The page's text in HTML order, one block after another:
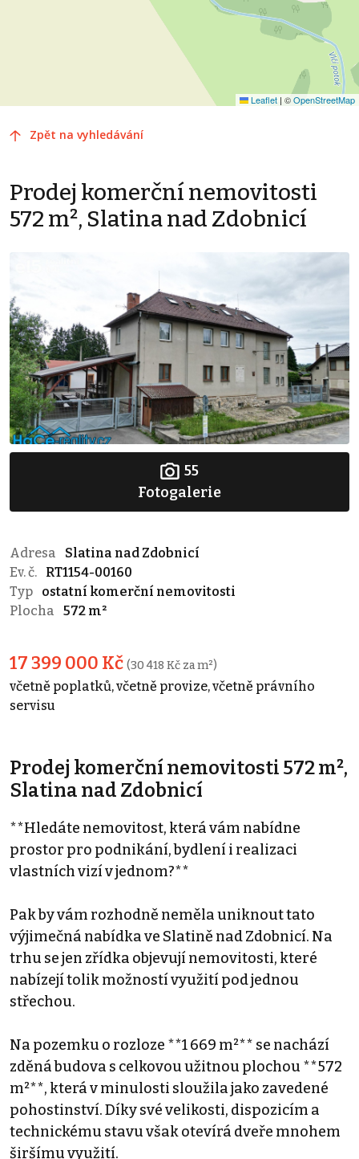
Leaflet | ©OpenStreetMap
Zpět na vyhledávání
Prodej komerční nemovitosti
572 m², Slatina nad Zdobnicí
55
Fotogalerie
Adresa
Slatina nad Zdobnicí
Ev. č.
RT1154-00160
Typ
ostatní komerční nemovitosti
Plocha
572 m²
17 399 000 Kč (30 418 Kč za m²)
včetně poplatků, včetně provize, včetně právního
servisu
Prodej komerční nemovitosti 572 m²,
Slatina nad Zdobnicí
**Hledáte nemovitost, která vám nabídne
prostor pro podnikání, bydlení i realizaci
vlastních vizí v jednom?**
Pak by vám rozhodně neměla uniknout tato
výjimečná nabídka ve Slatině nad Zdobnicí. Na
trhu se jen zřídka objevují nemovitosti, které
nabízejí tolik možností využití pod jednou
střechou.
Na pozemku o rozloze **1 669 m²** se nachází
zděná budova s celkovou užitnou plochou **572
m²**, která v minulosti sloužila jako zavedené
pohostinství. Díky své velikosti, dispozicím a
technickému stavu však otevírá dveře mnohem
širšímu využití.